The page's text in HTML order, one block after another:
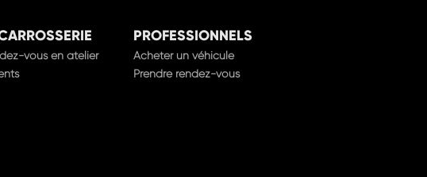
vous en atelier
PROFESSIONNELS
Acheter un véhicule
Prendre rendez-vous